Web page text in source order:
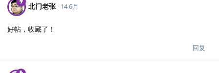
北门老张 14 6月
好帖，收藏了！
回复